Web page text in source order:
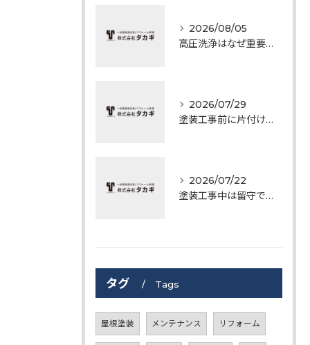
2026/08/05
高圧洗浄はなぜ重要？塗装前に必ず行う理由
2026/07/29
塗装工事前に片付けておくべきものとは
2026/07/22
塗装工事中は留守でも大丈夫？工事期間中によくあるご質問にお答えします
タグ Tags
屋根塗装 メンテナンス リフォーム